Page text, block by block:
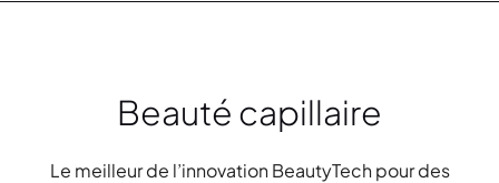
Beauté capillaire
Le meilleur de l’innovation BeautyTech pour des